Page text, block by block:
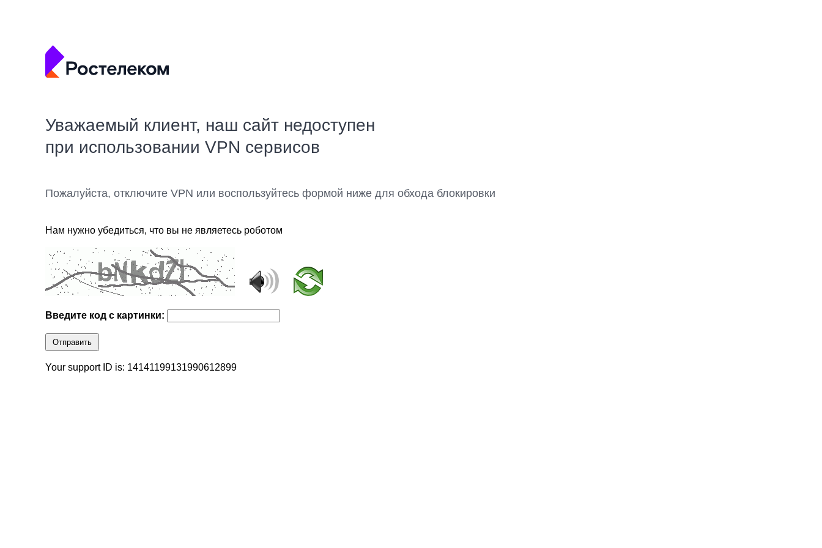
Уважаемый клиент, наш сайт недоступен
при использовании VPN сервисов
Пожалуйста, отключите VPN или воспользуйтесь формой ниже для обхода блокировки
Нам нужно убедиться, что вы не являетесь роботом
Введите код с картинки:
Отправить
Your support ID is: 14141199131990612899